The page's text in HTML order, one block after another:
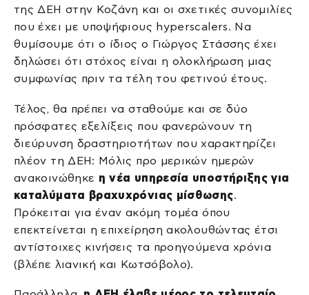
της ΔΕΗ στην Κοζάνη και οι σχετικές συνομιλίες
που έχει με υποψήφιους hyperscalers. Να
θυμίσουμε ότι ο ίδιος ο Γιώργος Στάσσης έχει
δηλώσει ότι στόχος είναι η ολοκλήρωση μιας
συμφωνίας πριν τα τέλη του φετινού έτους.
Τέλος, θα πρέπει να σταθούμε και σε δύο
πρόσφατες εξελίξεις που φανερώνουν τη
διεύρυνση δραστηριοτήτων που χαρακτηρίζει
πλέον τη ΔΕΗ: Μόλις προ μερικών ημερών
ανακοινώθηκε η νέα υπηρεσία υποστήριξης για
καταλύματα βραχυχρόνιας μίσθωσης.
Πρόκειται για έναν ακόμη τομέα όπου
επεκτείνεται η επιχείρηση ακολουθώντας έτσι
αντίστοιχες κινήσεις τα προηγούμενα χρόνια
(βλέπε λιανική και Κωτσόβολο).